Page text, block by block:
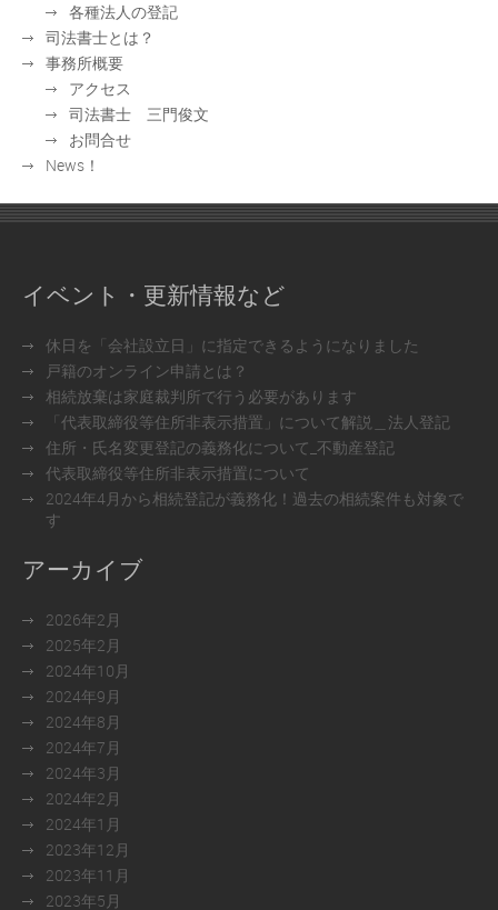
各種法人の登記
司法書士とは？
事務所概要
アクセス
司法書士 三門俊文
お問合せ
News！
イベント・更新情報など
休日を「会社設立日」に指定できるようになりました
戸籍のオンライン申請とは？
相続放棄は家庭裁判所で行う必要があります
「代表取締役等住所非表示措置」について解説＿法人登記
住所・氏名変更登記の義務化について_不動産登記
代表取締役等住所非表示措置について
2024年4月から相続登記が義務化！過去の相続案件も対象で
す
アーカイブ
2026年2月
2025年2月
2024年10月
2024年9月
2024年8月
2024年7月
2024年3月
2024年2月
2024年1月
2023年12月
2023年11月
2023年5月